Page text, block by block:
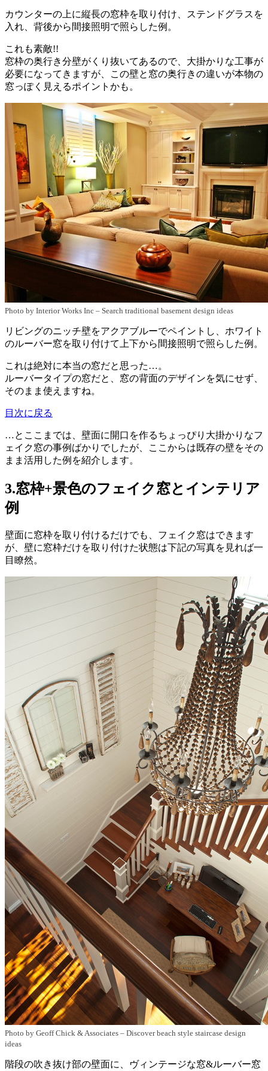
カウンターの上に縦長の窓枠を取り付け、ステンドグラスを
入れ、背後から間接照明で照らした例。
これも素敵!!
窓枠の奥行き分壁がくり抜いてあるので、大掛かりな工事が
必要になってきますが、この壁と窓の奥行きの違いが本物の
窓っぽく見えるポイントかも。
Photo by Interior Works Inc – Search traditional basement design ideas
リビングのニッチ壁をアクアブルーでペイントし、ホワイト
のルーバー窓を取り付けて上下から間接照明で照らした例。
これは絶対に本当の窓だと思った…。
ルーバータイプの窓だと、窓の背面のデザインを気にせず、
そのまま使えますね。
目次に戻る
…とここまでは、壁面に開口を作るちょっぴり大掛かりなフ
ェイク窓の事例ばかりでしたが、ここからは既存の壁をその
まま活用した例を紹介します。
3.窓枠+景色のフェイク窓とインテリア
例
壁面に窓枠を取り付けるだけでも、フェイク窓はできます
が、壁に窓枠だけを取り付けた状態は下記の写真を見れば一
目瞭然。
Photo by Geoff Chick & Associates – Discover beach style staircase design
ideas
階段の吹き抜け部の壁面に、ヴィンテージな窓&ルーバー窓